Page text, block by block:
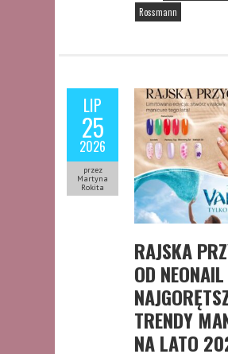
Rossmann
LIP
25
2026
przez
Martyna
Rokita
RAJSKA
OD
TRENDY
NA LATO